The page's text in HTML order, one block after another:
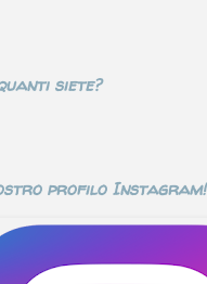
siete?
profilo Instagram!